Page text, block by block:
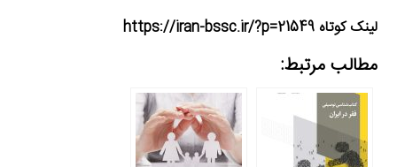
لینک کوتاه https://iran-bssc.ir/?p=21549
مطالب مرتبط: